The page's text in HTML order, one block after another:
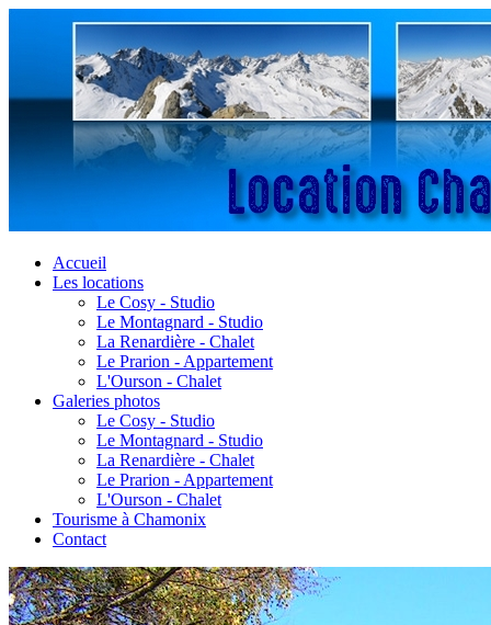
Accueil
Les locations
Le Cosy - Studio
Le Montagnard - Studio
La Renardière - Chalet
Le Prarion - Appartement
L'Ourson - Chalet
Galeries photos
Le Cosy - Studio
Le Montagnard - Studio
La Renardière - Chalet
Le Prarion - Appartement
L'Ourson - Chalet
Tourisme à Chamonix
Contact